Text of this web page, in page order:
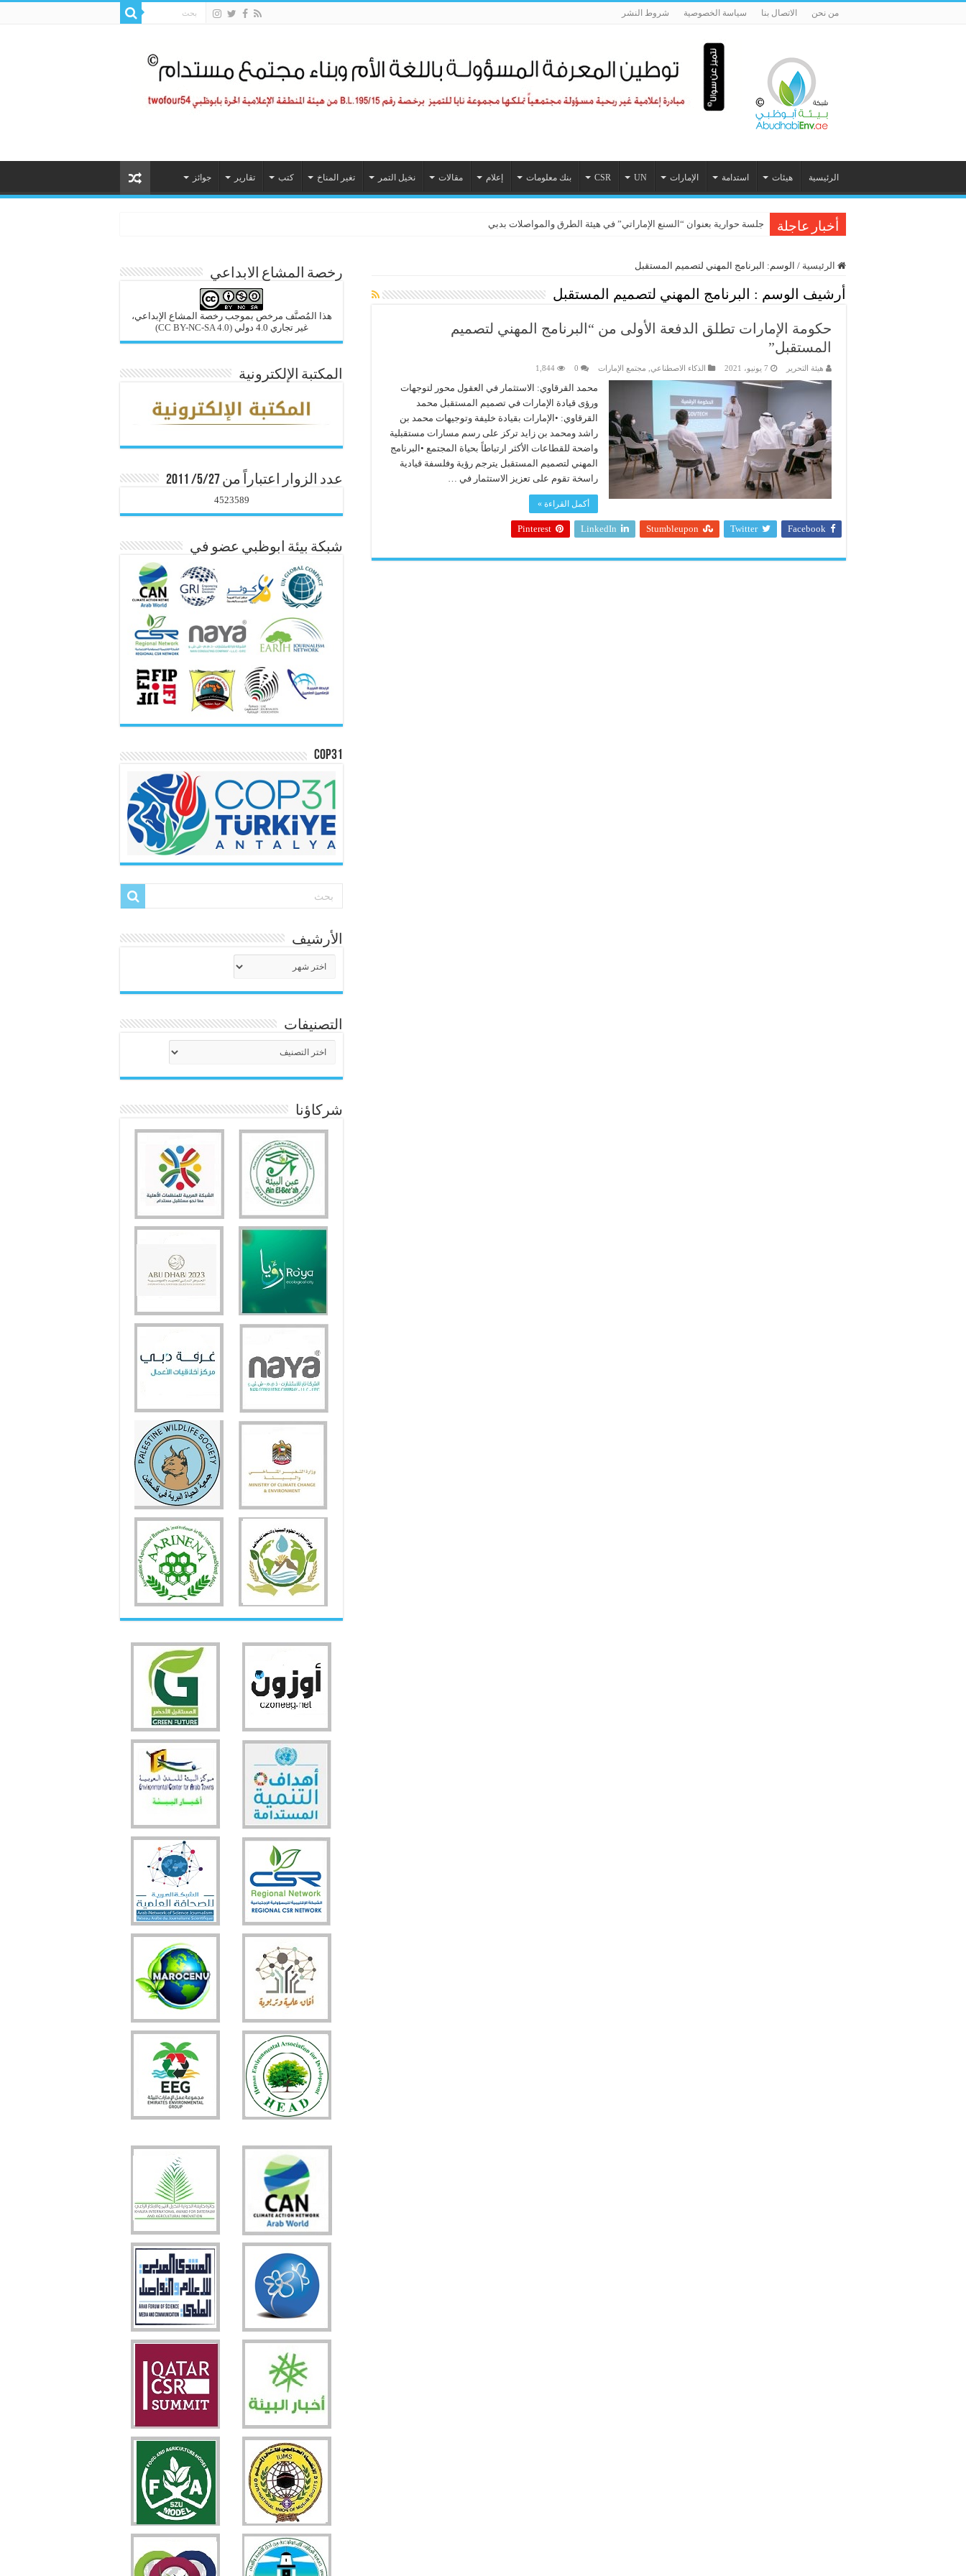
من نحن الاتصال بنا سياسة الخصوصية شروط النشر
الرئيسية هيئات استدامة الإمارات UN
CSR بنك معلومات إعلام مقالات نخيل التمر تغير المناخ كتب تقارير جوائز
أخبار عاجلة جلسة حوارية بعنوان “السنع الإماراتي” في هيئة الطرق والمواصلات بدبي
الرئيسية / الوسم: البرنامج المهني لتصميم المستقبل
أرشيف الوسم : البرنامج المهني لتصميم المستقبل
حكومة الإمارات تطلق الدفعة الأولى من “البرنامج المهني لتصميم
المستقبل”
هيئة التحرير 7 يونيو، 2021 الذكاء الاصطناعي مجتمع الإمارات 0
1,844
محمد القرقاوي: الاستثمار في العقول محور لتوجهات
ورؤى قيادة الإمارات في تصميم المستقبل محمد
القرقاوي: •الإمارات بقيادة خليفة وتوجيهات محمد بن
راشد ومحمد بن زايد تركز على رسم مسارات مستقبلية
واضحة للقطاعات الأكثر ارتباطاً بحياة المجتمع •البرنامج
المهني لتصميم المستقبل يترجم رؤية وفلسفة قيادية
راسخة تقوم على تعزيز الاستثمار في …
أكمل القراءة »
Facebook
Twitter
Stumbleupon
LinkedIn
Pinterest
رخصة المشاع الابداعي
هذا المُصنَّف مرخص بموجب رخصة المشاع الإبداعي،
غير تجاري 4.0 دولي
(CC BY-NC-SA 4.0)
المكتبة الإلكترونية
عدد الزوار اعتباراً من 5/27/ 2011
4523589
شبكة بيئة ابوظبي عضو في
COP31
الأرشيف
التصنيفات
شركاؤنا